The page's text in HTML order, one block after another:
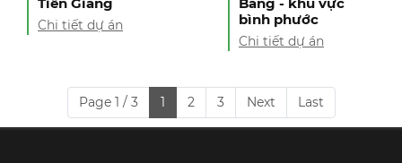
Tiền Giang
Chi tiết dự án
Băng - khu vực
bình phước
Chi tiết dự án
Page 1 / 3 1 2 3 Next Last